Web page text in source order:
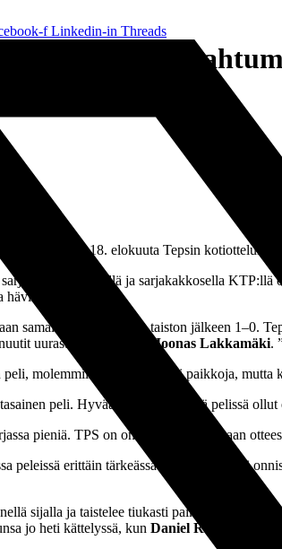
f Linkedin-in Threads
on
on tapahtumarikas ja avoin peli”
torstaina 18. elokuuta Tepsin kotiottelulla.
TPS:llä ja sarjakakkosella
0–3.
samaisen MP:n tiukan taiston jälkeen 1–0.
uurastanut laitapakki
Joonas Lakkamäki.
molemmilla joukkueilla oli paikkoja, mutta
peli. Hyvää oli se, ettei siinä pelissä
pieniä. TPS on onnistunut useampaan
peleissä erittäin tärkeässä roolissa. Kumpi
sijalla ja taistelee tiukasti paikasta
jo heti kättelyssä, kun Daniel Rantanen